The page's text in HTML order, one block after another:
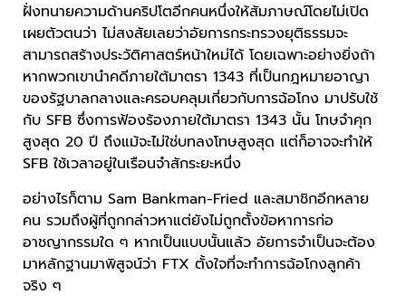
ฝั่งทนายความด้านคริปโตอีกคนหนึ่งให้สัมภาษณ์โดยไม่เปิด
เผยตัวตนว่า ไม่สงสัยเลยว่าอัยการกระทรวงยุติธรรมจะ
สามารถสร้างประวัติศาสตร์หน้าใหม่ได้ โดยเฉพาะอย่างยิ่งถ้า
หากพวกเขานำคดีภายใต้มาตรา 1343 ที่เป็นกฎหมายอาญา
ของรัฐบาลกลางและครอบคลุมเกี่ยวกับการฉ้อโกง มาปรับใช้
กับ SFB ซึ่งการฟ้องร้องภายใต้มาตรา 1343 นั้น โทษจำคุก
สูงสุด 20 ปี ถึงแม้จะไม่ใช่บทลงโทษสูงสุด แต่ก็อาจจะทำให้
SFB ใช้เวลาอยู่ในเรือนจำสักระยะหนึ่ง
อย่างไรก็ตาม Sam Bankman-Fried และสมาชิกอีกหลาย
คน รวมถึงผู้ที่ถูกกล่าวหาแต่ยังไม่ถูกตั้งข้อหาการก่อ
อาชญากรรมใด ๆ หากเป็นแบบนั้นแล้ว อัยการจำเป็นจะต้อง
มาหลักฐานมาพิสูจน์ว่า FTX ตั้งใจที่จะทำการฉ้อโกงลูกค้า
จริง ๆ